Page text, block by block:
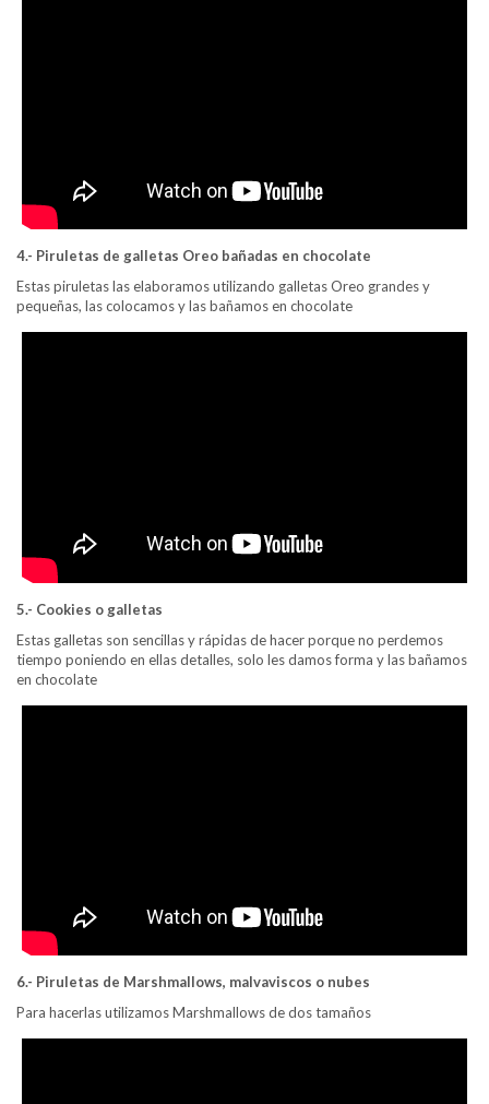
4.- Piruletas de galletas Oreo bañadas en chocolate
Estas piruletas las elaboramos utilizando galletas Oreo grandes y
pequeñas, las colocamos y las bañamos en chocolate
5.- Cookies o galletas
Estas galletas son sencillas y rápidas de hacer porque no perdemos
tiempo poniendo en ellas detalles, solo les damos forma y las bañamos
en chocolate
6.- Piruletas de Marshmallows, malvaviscos o nubes
Para hacerlas utilizamos Marshmallows de dos tamaños